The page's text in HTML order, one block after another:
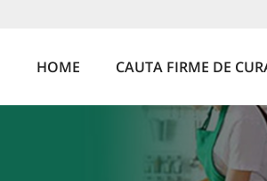
HOME CAUTA FIRME DE